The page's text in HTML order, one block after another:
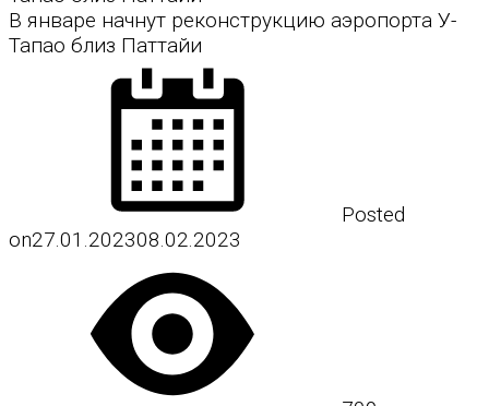
В январе начнут реконструкцию аэропорта У-
Тапао близ Паттайи
Posted
on27.01.202308.02.2023